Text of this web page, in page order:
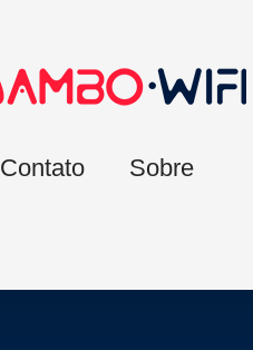
Contato Sobre